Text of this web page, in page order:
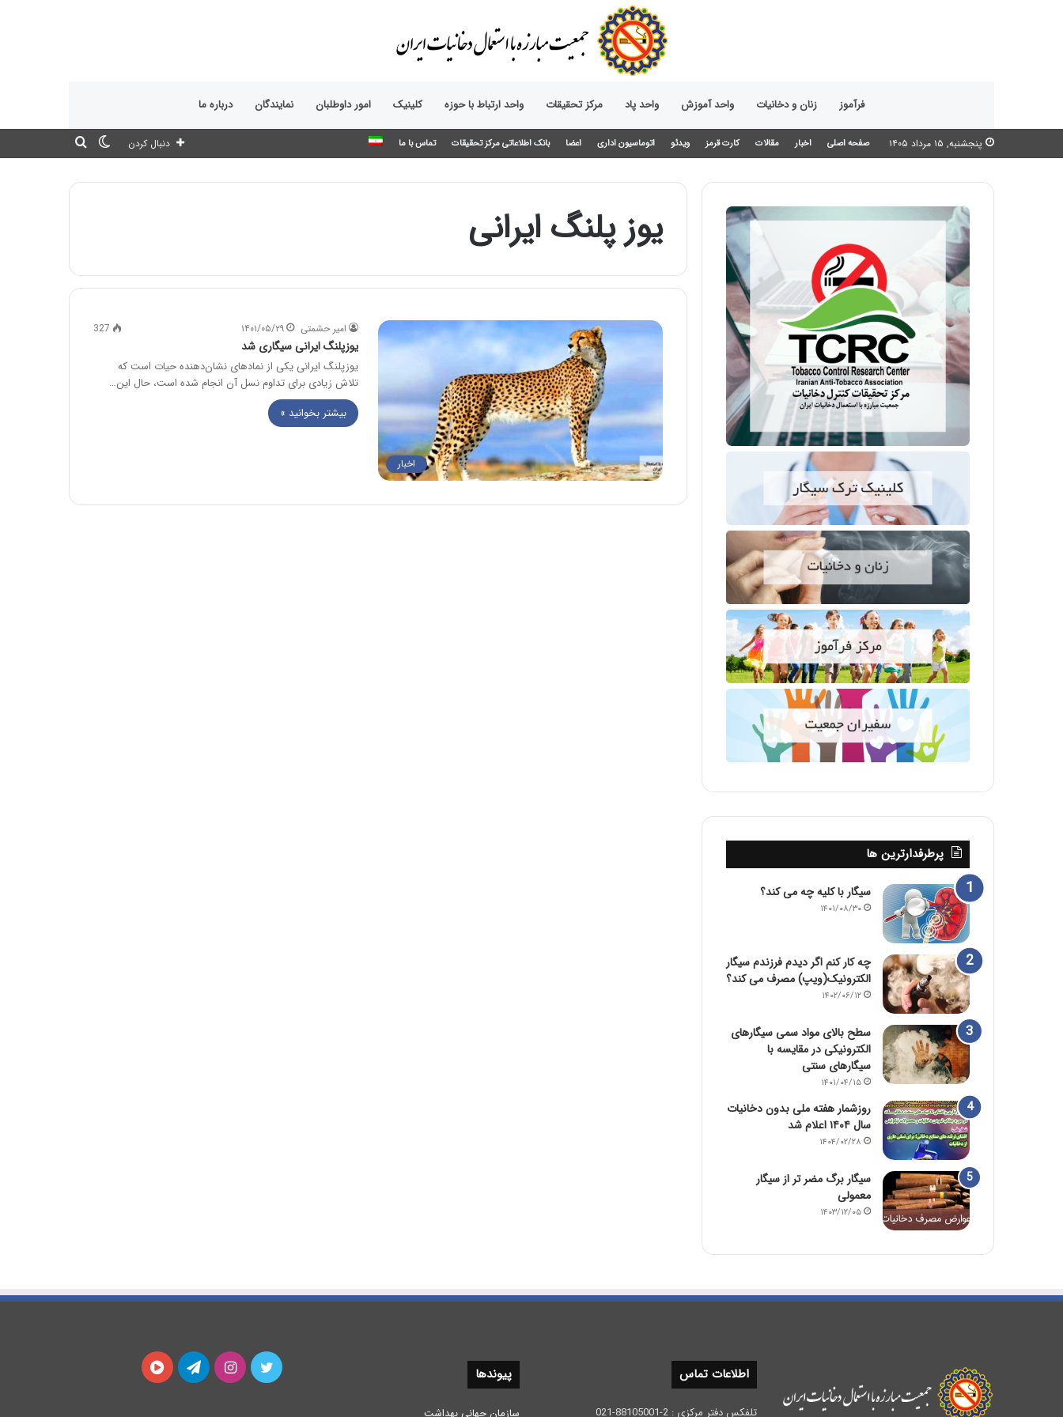
فرآموز زنان و دخانیات واحد آموزش واحد پاد مرکز تحقیقات واحد ارتباط با حوزه‌ کلینیک امور داوطلبان نمایندگان درباره ما
پنجشنبه, ۱۵ مرداد ۱۴۰۵ صفحه اصلی اخبار مقالات کارت قرمز ویدئو اتوماسیون اداری اعضا بانک اطلاعاتی مرکز تحقیقات تماس با ما
تغییر
دنبال کردن
یوز پلنگ ایرانی
اخبار
امیر حشمتی ۱۴۰۱/۰۵/۲۹ 327
یوزپلنگ ایرانی سیگاری شد
یوزپلنگ ایرانی یکی از نمادهای نشان‌دهنده حیات است که
تلاش زیادی برای تداوم نسل آن انجام شده است، حال این…
بیشتر بخوانید »
پرطرفدارترین ها
سیگار با کلیه چه می کند؟
۱۴۰۱/۰۸/۳۰
چه کار کنم اگر دیدم فرزندم سیگار
الکترونیک(ویپ) مصرف می کند؟
۱۴۰۲/۰۶/۱۲
سطح بالای مواد سمی سیگارهای
الکترونیکی در مقایسه با
سیگارهای سنتی
۱۴۰۱/۰۴/۱۵
روزشمار هفته ملی بدون دخانیات
سال ۱۴۰۴ اعلام شد
۱۴۰۴/۰۲/۲۸
سیگار برگ مضر تر از سیگار
معمولی
۱۴۰۳/۱۲/۰۵
اطلاعات تماس
تلفکس دفتر مرکزی : 2-88105001-021
پیوندها
سازمان جهانی بهداشت
توییتر اینستاگرامتلگرام آپارات